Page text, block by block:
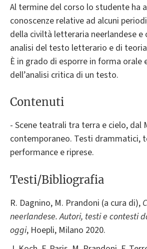
Al termine del corso lo studente ha
conoscenze relative ad alcuni
della civiltà letteraria neerlandese e
analisi del testo letterario e di
È in grado di esporre in forma
dell’analisi critica di un testo.
Contenuti
- Scene teatrali tra terra e cielo, dal
contemporaneo. Testi drammatici,
performance e riprese.
Testi/Bibliografia
R. Dagnino, M. Prandoni (a cura di),
neerlandese. Autori, testi e contesti
oggi, Hoepli, Milano 2020.